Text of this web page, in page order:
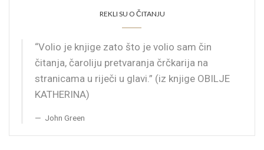
REKLI SU O ČITANJU
“Volio je knjige zato što je volio sam čin
čitanja, čaroliju pretvaranja črčkarija na
stranicama u riječi u glavi.” (iz knjige OBILJE
KATHERINA)
John Green